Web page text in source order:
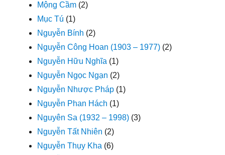
Mộng Cầm (2)
Mục Tú (1)
Nguyễn Bính (2)
Nguyễn Công Hoan (1903 – 1977) (2)
Nguyễn Hữu Nghĩa (1)
Nguyễn Ngọc Ngạn (2)
Nguyễn Nhược Pháp (1)
Nguyễn Phan Hách (1)
Nguyên Sa (1932 – 1998) (3)
Nguyễn Tất Nhiên (2)
Nguyễn Thụy Kha (6)